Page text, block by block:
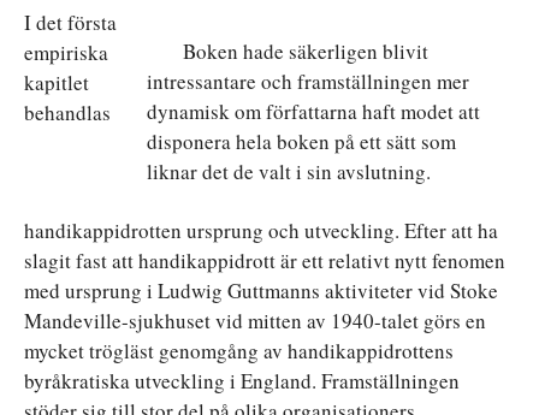
Boken hade säkerligen blivit
intressantare och framställningen mer
dynamisk om författarna haft modet att
disponera hela boken på ett sätt som
liknar det de valt i sin avslutning.
I det första
empiriska
kapitlet
behandlas
handikappidrotten ursprung och utveckling. Efter att ha
slagit fast att handikappidrott är ett relativt nytt fenomen
med ursprung i Ludwig Guttmanns aktiviteter vid Stoke
Mandeville-sjukhuset vid mitten av 1940-talet görs en
mycket trögläst genomgång av handikappidrottens
byråkratiska utveckling i England. Framställningen